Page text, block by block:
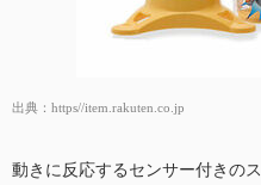
出典： https//item.rakuten.co.jp
動きに反応するセンサー付きの